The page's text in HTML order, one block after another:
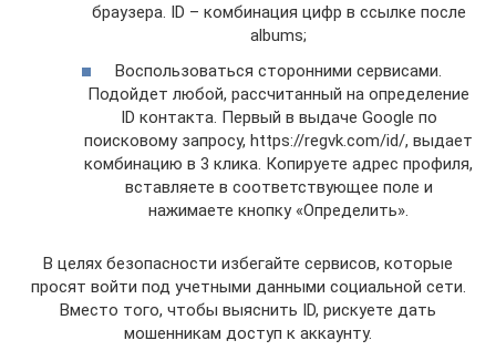
браузера. ID – комбинация цифр в ссылке после
albums;
Воспользоваться сторонними сервисами.
Подойдет любой, рассчитанный на определение
ID контакта. Первый в выдаче Google по
поисковому запросу, https://regvk.com/id/, выдает
комбинацию в 3 клика. Копируете адрес профиля,
вставляете в соответствующее поле и
нажимаете кнопку «Определить».
В целях безопасности избегайте сервисов, которые
просят войти под учетными данными социальной сети.
Вместо того, чтобы выяснить ID, рискуете дать
мошенникам доступ к аккаунту.